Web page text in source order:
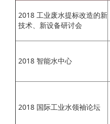
2018 工业废水提标改造的新
技术、新设备研讨会
2018 智能水中心
2018 国际工业水领袖论坛